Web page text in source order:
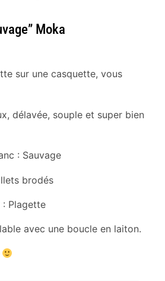
Moka
sur une casquette, vous
délavée, souple et super bien
: Sauvage
brodés
: Plagette
avec une boucle en laiton.